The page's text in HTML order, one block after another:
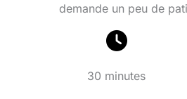
demande un peu de
30 minutes